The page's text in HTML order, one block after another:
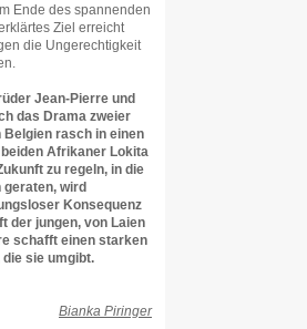
Ende des spannenden
Ziel erreicht
die Ungerechtigkeit
Jean-Pierre und
das Drama zweier
rasch in einen
Afrikaner Lokita
zu regeln, in die
wird
Konsequenz
der jungen, von Laien
schafft einen starken
die sie umgibt.
Bianka Piringer